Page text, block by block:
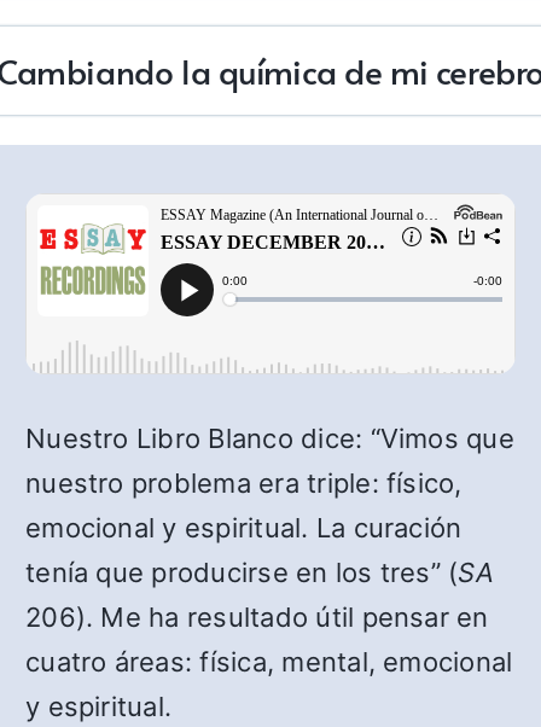
la química de mi
Nuestro Libro Blanco dice: “Vimos que
nuestro problema era triple: físico,
emocional y espiritual. La curación
tenía que producirse en los tres” (SA
206). Me ha resultado útil pensar en
cuatro áreas: física, mental, emocional
y espiritual.